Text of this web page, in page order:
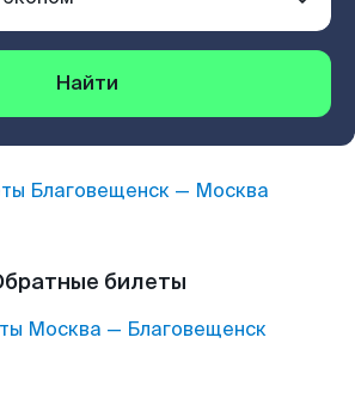
Найти
Благовещенск— Москва
билеты
Москва — Благовещенск